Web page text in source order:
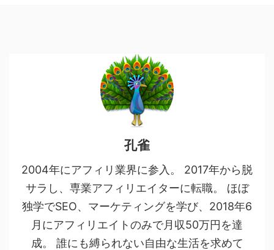
孔雀
2004年にアフィリ業界に参入。 2017年から脱
サラし、専業アフィリエイターに転職。 ほぼ
独学でSEO、マーケティングを学び、2018年6
月にアフィリエイトのみで月収50万円を達
成。 誰にも縛られない自由な生活を求めて